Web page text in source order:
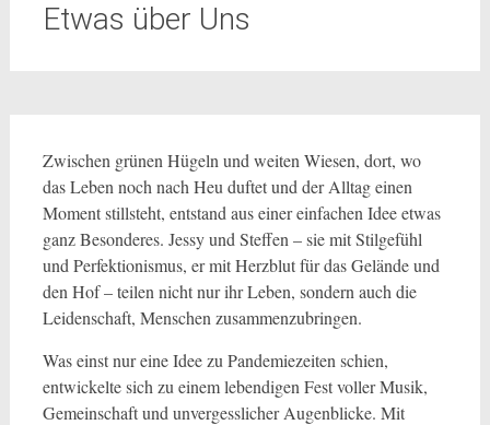
Etwas über Uns
Zwischen grünen Hügeln und weiten Wiesen, dort, wo
das Leben noch nach Heu duftet und der Alltag einen
Moment stillsteht, entstand aus einer einfachen Idee etwas
ganz Besonderes. Jessy und Steffen – sie mit Stilgefühl
und Perfektionismus, er mit Herzblut für das Gelände und
den Hof – teilen nicht nur ihr Leben, sondern auch die
Leidenschaft, Menschen zusammenzubringen.
Was einst nur eine Idee zu Pandemiezeiten schien,
entwickelte sich zu einem lebendigen Fest voller Musik,
Gemeinschaft und unvergesslicher Augenblicke. Mit